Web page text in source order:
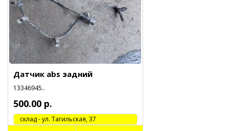
Датчик abs задний
13346945..
500.00 р.
cклад - ул. Тагильская, 37